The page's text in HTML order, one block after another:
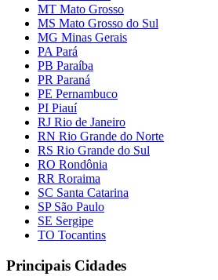
MT Mato Grosso
MS Mato Grosso do Sul
MG Minas Gerais
PA Pará
PB Paraíba
PR Paraná
PE Pernambuco
PI Piauí
RJ Rio de Janeiro
RN Rio Grande do Norte
RS Rio Grande do Sul
RO Rondônia
RR Roraima
SC Santa Catarina
SP São Paulo
SE Sergipe
TO Tocantins
Principais Cidades